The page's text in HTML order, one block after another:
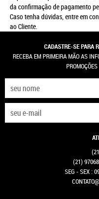
da confirmação de pagamento
Caso tenha dúvidas, entre em
ao Cliente.
CADASTRE-SE PARA
RECEBA EM PRIMEIRA MÃO AS
(21)
SEG - SEX :